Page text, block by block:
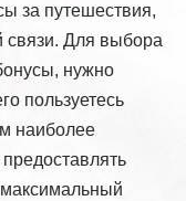
за путешествия,
связи. Для выбора
нужно
пользуетесь
наиболее
максимальный